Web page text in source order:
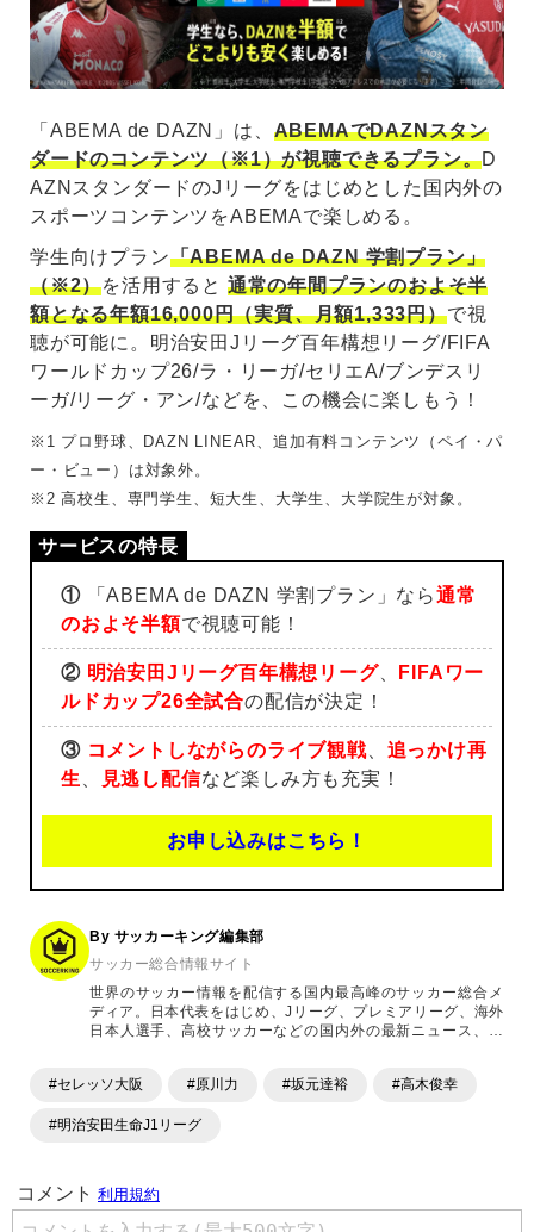
「ABEMA de DAZN」は、 ABEMAでDAZNスタン
ダードのコンテンツ（※1）が視聴できるプラン。D
AZNスタンダードのJリーグをはじめとした国内外の
スポーツコンテンツをABEMAで楽しめる。
学生向けプラン「ABEMA de DAZN 学割プラン」
（※2）を活用すると 通常の年間プランのおよそ半
額となる年額16,000円（実質、月額1,333円）で視
聴が可能に。明治安田Jリーグ百年構想リーグ/FIFA
ワールドカップ26/ラ・リーガ/セリエA/ブンデスリ
ーガ/リーグ・アン/などを、この機会に楽しもう！
※1 プロ野球、DAZN LINEAR、追加有料コンテンツ（ペイ・パ
ー・ビュー）は対象外。
※2 高校生、専門学生、短大生、大学生、大学院生が対象。
①「ABEMA de DAZN 学割プラン」なら通常
のおよそ半額で視聴可能！
② 明治安田Jリーグ百年構想リーグ、
FIFAワー
ルドカップ26全試合の配信が決定！
③ コメントしながらのライブ観戦、 追っかけ再
生
見逃し配信など楽しみ方も充実！
お申し込みはこちら！
By サッカーキング編集部
サッカー総合情報サイト
世界のサッカー情報を配信する国内最高峰のサッカー総合メ
ディア。日本代表をはじめ、Jリーグ、プレミアリーグ、海外
日本人選手、高校サッカーなどの国内外の最新ニュース、コ
ます。「X」「Instagram」「YouTube」「TikTok」など、
#セレッソ大阪 #原川力 #坂元達裕 #高木俊幸
#明治安田生命J1リーグ